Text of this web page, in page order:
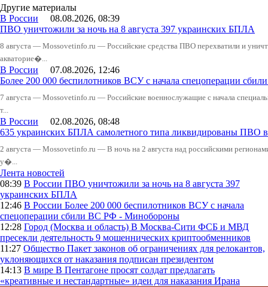
Другие материалы
В России 08.08.2026, 08:39
ПВО уничтожили за ночь на 8 августа 397 украинских БПЛА
8 августа — Mossovetinfo.ru — Российские средства ПВО перехватили и
акваторие�...
В России 07.08.2026, 12:46
Более 200 000 беспилотников ВСУ с начала спецоперации
7 августа — Mossovetinfo.ru — Российские военнослужащие с начала
т...
В России 02.08.2026, 08:48
635 украинских БПЛА самолетного типа ликвидированы ПВО
2 августа — Mossovetinfo.ru — В ночь на 2 августа над российскими
у�...
Лента новостей
08:39 В России ПВО уничтожили за ночь на 8 августа 397
украинских БПЛА
12:46 В России Более 200 000 беспилотников ВСУ с начала
спецоперации сбили ВС РФ - Минобороны
12:28 Город (Москва и область) В Москва-Сити ФСБ и МВД
пресекли деятельность 9 мошеннических криптообменников
11:27 Общество Пакет законов об ограничениях для релокантов,
уклоняющихся от наказания подписан президентом
14:13 В мире В Пентагоне просят солдат предлагать
«креативные и нестандартные» идеи для наказания Ирана